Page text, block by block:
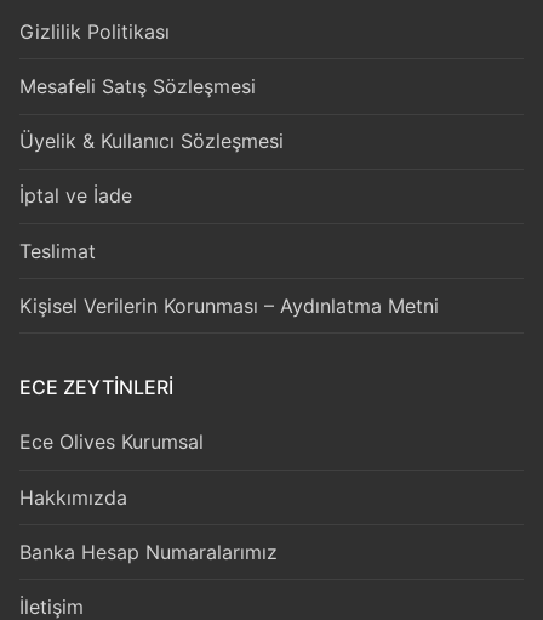
Gizlilik Politikası
Mesafeli Satış Sözleşmesi
Üyelik & Kullanıcı Sözleşmesi
İptal ve İade
Teslimat
Kişisel Verilerin Korunması – Aydınlatma Metni
ECE ZEYTİNLERİ
Ece Olives Kurumsal
Hakkımızda
Banka Hesap Numaralarımız
İletişim